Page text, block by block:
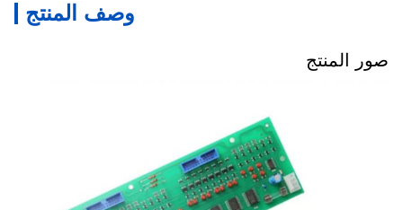
وصف المنتج
صور المنتج